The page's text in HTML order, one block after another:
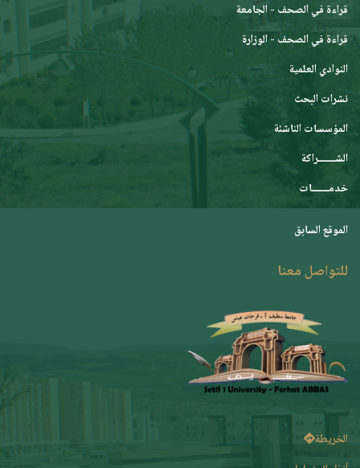
قراءة في الصحف - الجامعة
قراءة في الصحف - الوزارة
النوادي العلمية
نشرات البحث
المؤسسات الناشئة
الشـــــــراكة
خدمـــــــات
الموقع السابق
للتواصل معنا
الخريطة